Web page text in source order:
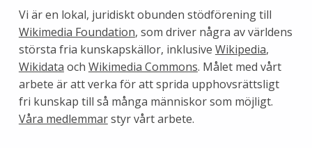
Vi är en lokal, juridiskt obunden stödförening till
Wikimedia Foundation, som driver några av världens
största fria kunskapskällor, inklusive Wikipedia,
Wikidata och Wikimedia Commons. Målet med vårt
arbete är att verka för att sprida upphovsrättsligt
fri kunskap till så många människor som möjligt.
Våra medlemmarstyr vårt arbete.